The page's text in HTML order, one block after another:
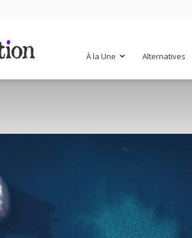
À la Une Alternatives